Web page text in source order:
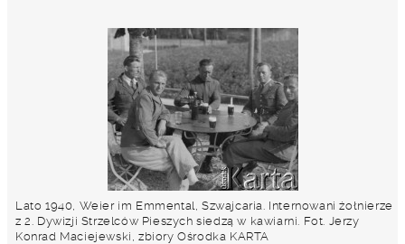
Lato 1940, Weier im Emmental, Szwajcaria. Internowani żołnierze
z 2. Dywizji Strzelców Pieszych siedzą w kawiarni. Fot. Jerzy
Konrad Maciejewski, zbiory Ośrodka KARTA